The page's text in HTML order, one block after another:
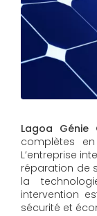
Lagoa Génie
complètes
L’entreprise
réparation de
la
intervention
sécurité et